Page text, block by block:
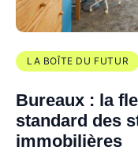
LA BOÎTE DU FUTUR
Bureaux : la
standard des
immobilières